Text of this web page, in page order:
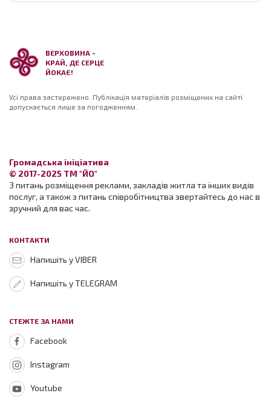
ВЕРХОВИНА -
КРАЙ, ДЕ СЕРЦЕ
ЙОКАЄ!
Усі права застережено. Публікація матеріалів розміщених на сайті
допускається лише за погодженням.
Громадська ініціатива
© 2017-2025 ТМ "ЙО"
З питань розміщення реклами, закладів житла та інших видів
послуг, а також з питань співробітництва звертайтесь до нас в
зручний для вас час.
КОНТАКТИ
Напишіть у VIBER
Напишіть у TELEGRAM
СТЕЖТЕ ЗА НАМИ
Facebook
Instagram
Youtube